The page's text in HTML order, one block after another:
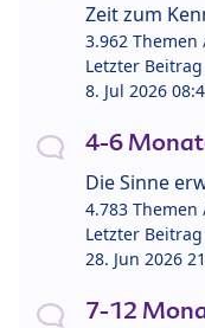
Zeit zum
3.962 Themen
Letzter
8. Jul 2026
4-6
Die Sinne
4.783 Themen
Letzter
28. Jun 2026
7-12